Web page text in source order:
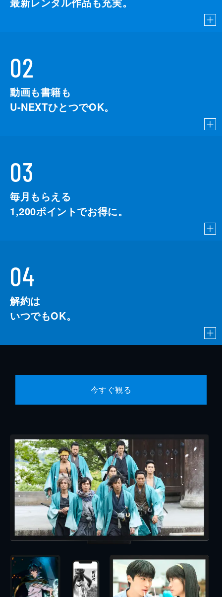
02
動画も書籍も
U-NEXTひとつでOK。
03
毎月もらえる
1,200ポイントでお得に。
04
解約は
いつでもOK。
今すぐ観る